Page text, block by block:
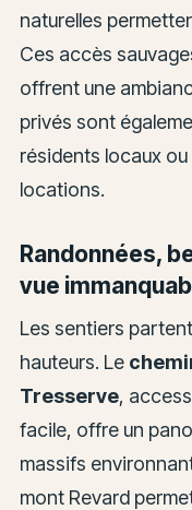
naturelles
Ces accès
offrent une
privés sont
résidents locaux
locations.
Randonnées,
vue
Les sentiers
hauteurs. Le
Tresserve,
facile, offre un
massifs
mont Revard